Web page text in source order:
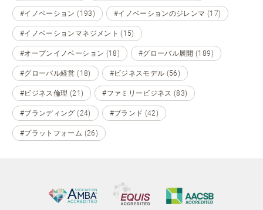
#イノベーション (193) #イノベーションのジレンマ (17)
#イノベーションマネジメント (15)
#オープンイノベーション (18) #グローバル展開 (189)
#グローバル経営 (18) #ビジネスモデル (56)
#ビジネス倫理 (21) #ファミリービジネス (83)
#ブランディング (24) #ブランド (42)
#プラットフォーム (26)